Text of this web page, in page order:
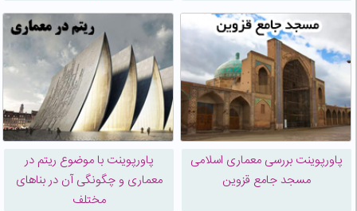
پاورپوینت بررسی معماری اسلامی
مسجد جامع قزوین
پاورپوینت با موضوع ریتم در
معماری و چگونگی آن در بناهای
مختلف